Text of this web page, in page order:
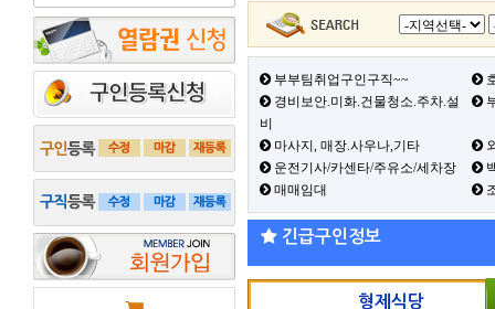
부부팀취업구인구직~~
경비보안.미화.건물청소.주차.설
비
마사지, 매장.사우나,기타
운전기사/카센타/주유소/세차장
매매임대
긴급구인정보
형제식당